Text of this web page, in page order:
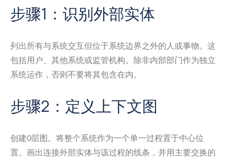
步骤1：识别外部实体
列出所有与系统交互但位于系统边界之外的人或事物。这
包括用户、其他系统或监管机构。除非内部部门作为独立
系统运作，否则不要将其包含在内。
步骤2：定义上下文图
创建0层图。将整个系统作为一个单一过程置于中心位
置。画出连接外部实体与该过程的线条，并用主要交换的